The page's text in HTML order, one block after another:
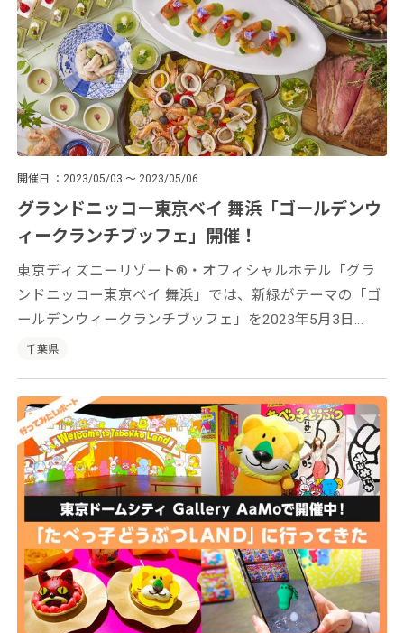
開催日 2023/05/03 ～ 2023/05/06
グランドニッコー東京ベイ 舞浜「ゴールデンウ
ィークランチブッフェ」開催！
東京ディズニーリゾート®・オフィシャルホテル「グラ
ンドニッコー東京ベイ 舞浜」では、新緑がテーマの「ゴ
ールデンウィークランチブッフェ」を2023年5月3日
（水・祝）～6日（土）の4日間限定で開催！
千葉県